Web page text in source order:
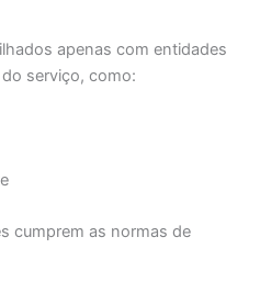
apenas com entidades
serviço, como:
cumprem as normas de